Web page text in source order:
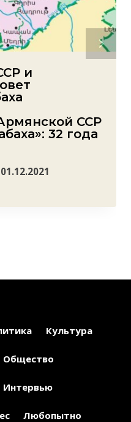
и
ССР
32 года
01.12.2021
Культура
Общество
Интервью
Любопытно